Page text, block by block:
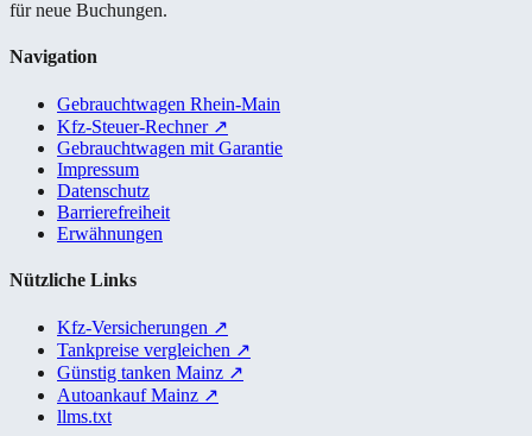
für neue Buchungen.
Navigation
Gebrauchtwagen Rhein-Main
Kfz-Steuer-Rechner ↗
Gebrauchtwagen mit Garantie
Impressum
Datenschutz
Barrierefreiheit
Erwähnungen
Nützliche Links
Kfz-Versicherungen ↗
Tankpreise vergleichen ↗
Günstig tanken Mainz ↗
Autoankauf Mainz ↗
llms.txt